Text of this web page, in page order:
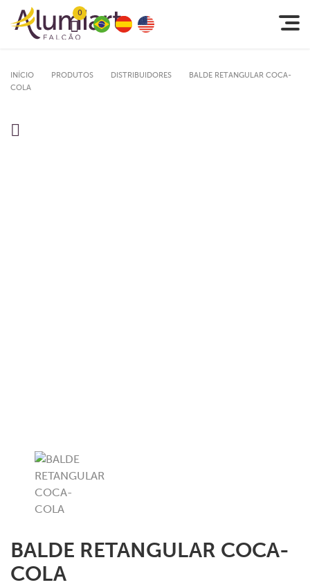
0
INÍCIO PRODUTOS DISTRIBUIDORES
BALDE RETANGULAR COCA-
COLA
BALDE RETANGULAR COCA-
COLA